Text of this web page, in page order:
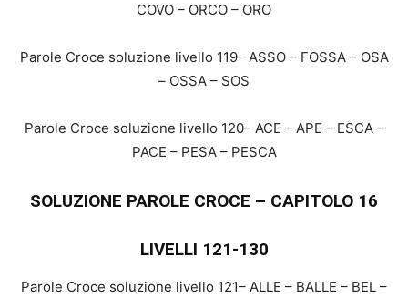
COVO – ORCO – ORO
Parole Croce soluzione livello 119– ASSO – FOSSA – OSA
– OSSA – SOS
Parole Croce soluzione livello 120– ACE – APE – ESCA –
PACE – PESA – PESCA
SOLUZIONE PAROLE CROCE – CAPITOLO 16
LIVELLI 121-130
Parole Croce soluzione livello 121– ALLE – BALLE – BEL –